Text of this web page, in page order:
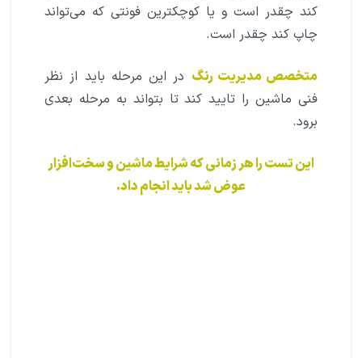
کند چقدر است و یا کوچکترین فونتی که می‌تواند
چاپ کند چقدر است.
متخصص مدیریت رنگ در این مرحله باید از نظر
فنی ماشین را تایید کند تا بتواند به مرحله بعدی
برود.
این تست را هر زمانی که شرایط ماشین و سخت‌افزار
عوض شد باید انجام داد.